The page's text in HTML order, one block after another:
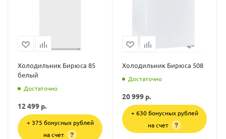
Холодильник Бирюса 85
белый
Достаточно
12 499 р.
+ 375 бонусных рублей
на счет
?
Холодильник Бирюса 508
Достаточно
20 999 р.
+ 630 бонусных рублей
на счет
?